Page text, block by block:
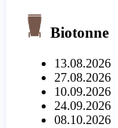
Biotonne
13.08.2026
27.08.2026
10.09.2026
24.09.2026
08.10.2026